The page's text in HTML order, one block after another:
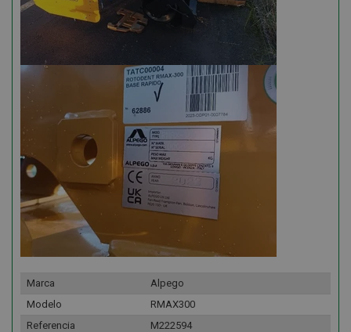
Marca
Alpego
Modelo
RMAX300
Referencia
M222594